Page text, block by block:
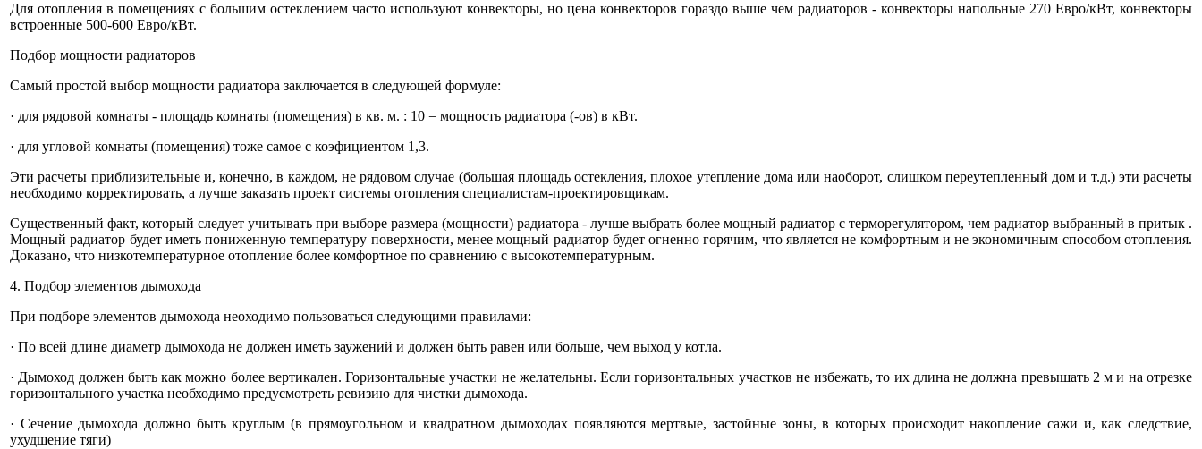
Для отопления в помещениях с большим остеклением часто используют конвекторы, но цена конвекторов гораздо выше чем радиаторов - конвекторы напольные 270 Евро/кВт, конвекторы
встроенные 500-600 Евро/кВт.
Подбор мощности радиаторов
Самый простой выбор мощности радиатора заключается в следующей формуле:
· для рядовой комнаты - площадь комнаты (помещения) в кв. м. : 10 = мощность радиатора (-ов) в кВт.
· для угловой комнаты (помещения) тоже самое с коэфициентом 1,3.
Эти расчеты приблизительные и, конечно, в каждом, не рядовом случае (большая площадь остекления, плохое утепление дома или наоборот, слишком переутепленный дом и т.д.) эти расчеты
необходимо корректировать, а лучше заказать проект системы отопления специалистам-проектировщикам.
Существенный факт, который следует учитывать при выборе размера (мощности) радиатора - лучше выбрать более мощный радиатор с терморегулятором, чем радиатор выбранный в притык .
Мощный радиатор будет иметь пониженную температуру поверхности, менее мощный радиатор будет огненно горячим, что является не комфортным и не экономичным способом отопления.
Доказано, что низкотемпературное отопление более комфортное по сравнению с высокотемпературным.
4. Подбор элементов дымохода
При подборе элементов дымохода неоходимо пользоваться следующими правилами:
· По всей длине диаметр дымохода не должен иметь заужений и должен быть равен или больше, чем выход у котла.
· Дымоход должен быть как можно более вертикален. Горизонтальные участки не желательны. Если горизонтальных участков не избежать, то их длина не должна превышать 2 м и на отрезке
горизонтального участка необходимо предусмотреть ревизию для чистки дымохода.
· Сечение дымохода должно быть круглым (в прямоугольном и квадратном дымоходах появляются мертвые, застойные зоны, в которых происходит накопление сажи и, как следствие,
ухудшение тяги)